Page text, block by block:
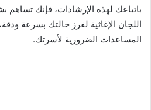
باتباعك لهذه الإرشادات، فإنك
اللجان الإغاثية لفرز حالتك بسرعة
المساعدات الضرورية لأسرتك.